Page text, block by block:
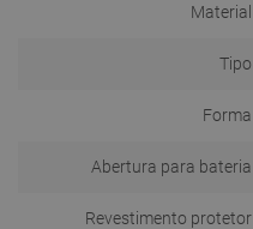
Material
Tipo
Forma
Abertura para bateria
Revestimento protetor